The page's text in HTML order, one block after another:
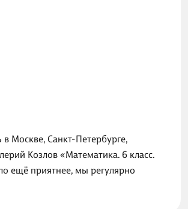
Москве, Санкт-Петербурге,
Козлов «Математика. 6 класс.
ещё приятнее, мы регулярно